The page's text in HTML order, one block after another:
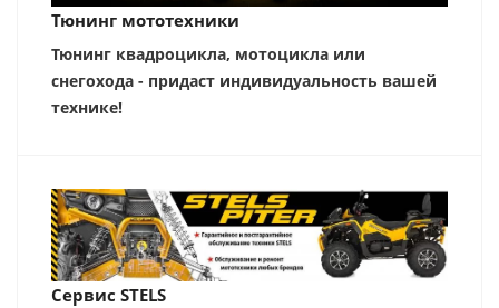
Тюнинг мототехники
Тюнинг квадроцикла, мотоцикла или
снегохода - придаст индивидуальность вашей
технике!
Сервис STELS